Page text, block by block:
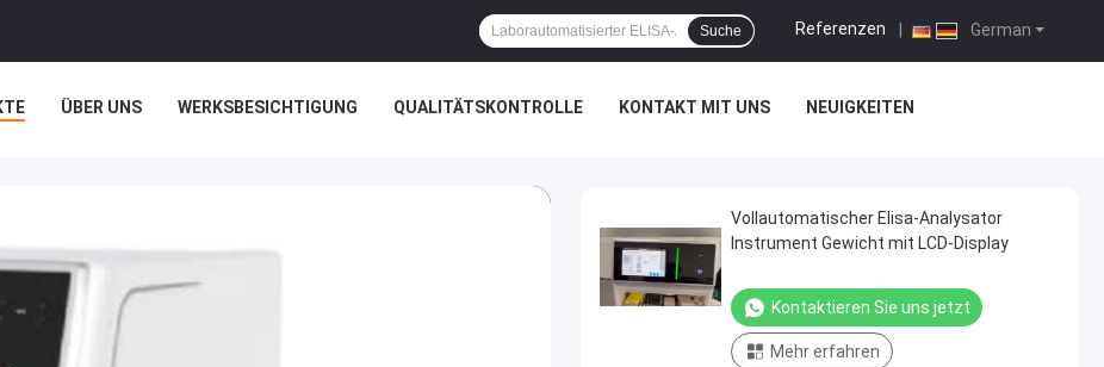
German
Referenzen
Suche
ÜBER UNS WERKSBESICHTIGUNG QUALITÄTSKONTROLLE KONTAKT MIT UNS NEUIGKEITEN
Vollautomatischer Elisa-Analysator
Instrument Gewicht mit LCD-Display
Kontaktieren Sie uns jetzt
Mehr erfahren